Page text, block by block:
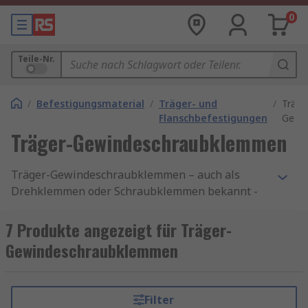
0
Teile-Nr.
/ Befestigungsmaterial / Träger- und
Flanschbefestigungen
/
Träger-Gewindeschraubklemmen
Träger-Gewindeschraubklemmen – auch als
Drehklemmen oder Schraubklemmen bekannt -
Verbindungselemente, die in zahlreichen
industriellen Anwendungen zum Einsatz
kommen. Sie bestehen typischerweise aus einem
einen Träger gelegt wird. Durch das Festziehen
7 Produkte angezeigt für Träger-
Gewindeschraubklemmen
Filter